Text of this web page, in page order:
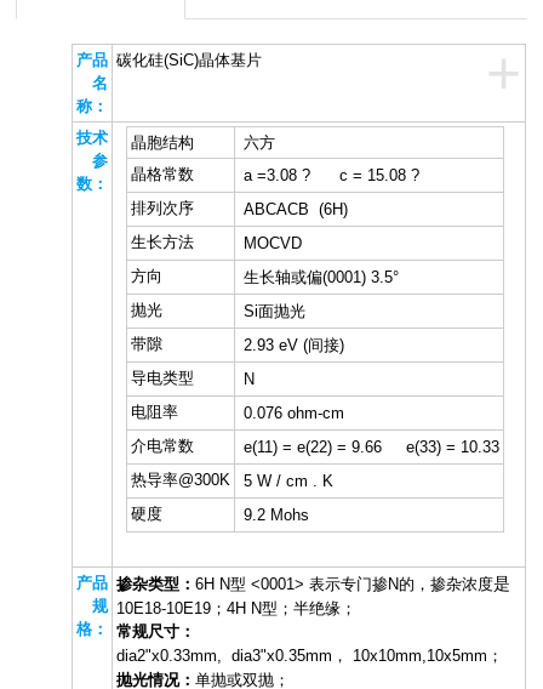
+
产品
名
称：
碳化硅(SiC)晶体基片
技术
参
数：
晶胞结构
六方
晶格常数
a =3.08 ? c = 15.08 ?
排列次序
ABCACB (6H)
生长方法
MOCVD
方向
生长轴或偏(0001) 3.5°
抛光
Si面抛光
带隙
2.93 eV (间接)
导电类型
N
电阻率
0.076 ohm-cm
介电常数
e(11) = e(22) = 9.66 e(33) = 10.33
热导率@300K
5 W / cm . K
硬度
9.2 Mohs
产品
规
格：
掺杂类型： 6H N型 <0001> 表示专门掺N的 ， 掺杂浓度是
10E18-10E19； 4H N型 ； 半绝缘；
常规尺寸：
dia2"x0.33mm, dia3"x0.35mm， 10x10mm,10x5mm ；
抛光情况： 单抛或双抛；